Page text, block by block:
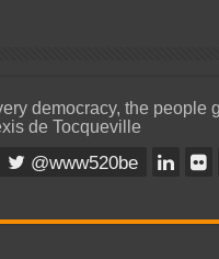
democracy, the people
de Tocqueville
@www520be